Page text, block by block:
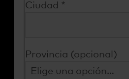
Ciudad *
Provincia (opcional)